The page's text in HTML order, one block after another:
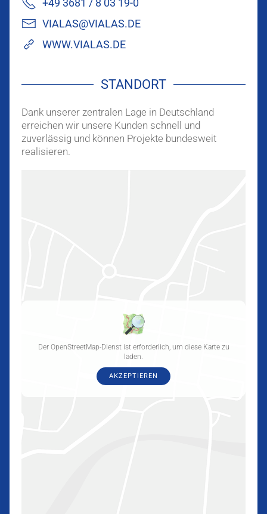
+49 3681 / 8 03 19-0
VIALAS@VIALAS.DE
WWW.VIALAS.DE
STANDORT
Dank unserer zentralen Lage in Deutschland
erreichen wir unsere Kunden schnell und
zuverlässig und können Projekte bundesweit
realisieren.
Der OpenStreetMap-Dienst ist erforderlich, um diese Karte zu
laden.
AKZEPTIEREN